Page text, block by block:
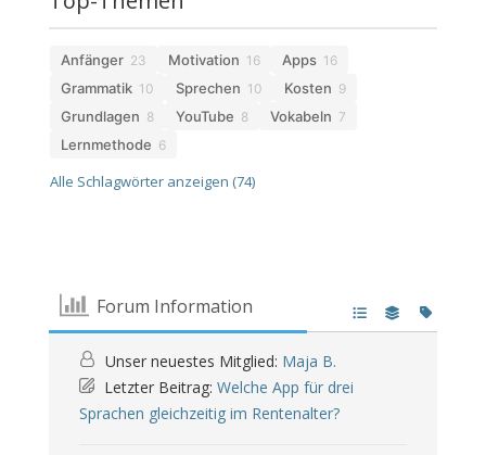
Anfänger 23 Motivation 16 Apps 16
Grammatik 10 Sprechen 10 Kosten 9
Grundlagen 8 YouTube 8 Vokabeln 7
Lernmethode 6
Alle Schlagwörter anzeigen (74)
Forum Information
Unser neuestes Mitglied: Maja B.
Letzter Beitrag: Welche App für drei
Sprachen gleichzeitig im Rentenalter?